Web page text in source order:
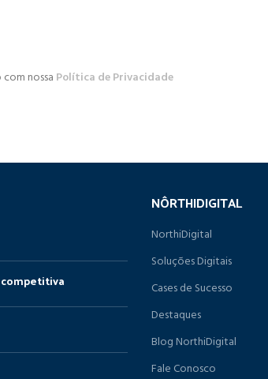
nossa Política de Privacidade
NÔRTHIDIGITAL
NorthiDigital
Soluções Digitais
Cases de Sucesso
Destaques
Blog NorthiDigital
Fale Conosco